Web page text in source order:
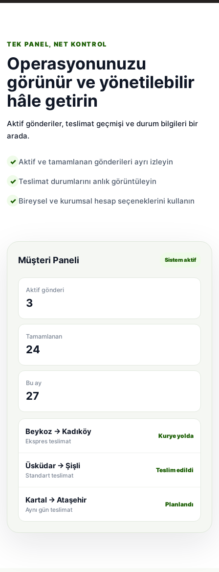
TEK PANEL, NET KONTROL
Operasyonunuzu
görünür ve yönetilebilir
hâle getirin
Aktif gönderiler, teslimat geçmişi ve durum bilgileri bir
arada.
Aktif ve tamamlanan gönderileri ayrı izleyin
Teslimat durumlarını anlık görüntüleyin
Bireysel ve kurumsal hesap seçeneklerini kullanın
Müşteri Paneli Sistem aktif
Aktif gönderi
3
Tamamlanan
24
Bu ay
27
Beykoz → Kadıköy
Ekspres teslimat
Kurye yolda
Üsküdar → Şişli
Standart teslimat
Teslim edildi
Kartal → Ataşehir
Aynı gün teslimat
Planlandı